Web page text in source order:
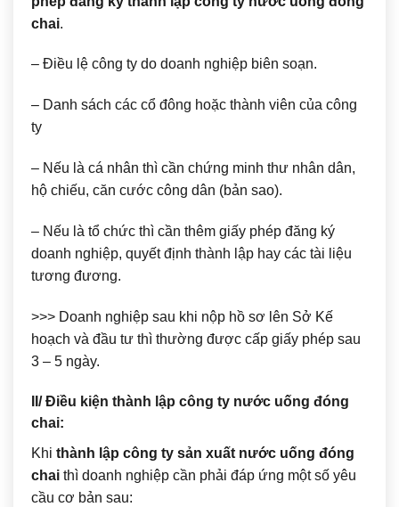
chai.
– Điều lệ công ty do doanh nghiệp biên soạn.
– Danh sách các cổ đông hoặc thành viên của công
ty
– Nếu là cá nhân thì cần chứng minh thư nhân dân,
hộ chiếu, căn cước công dân (bản sao).
– Nếu là tổ chức thì cần thêm giấy phép đăng ký
doanh nghiệp, quyết định thành lập hay các tài liệu
tương đương.
>>> Doanh nghiệp sau khi nộp hồ sơ lên Sở Kế
hoạch và đầu tư thì thường được cấp giấy phép sau
3 – 5 ngày.
II/ Điều kiện thành lập công ty nước uống đóng
chai:
Khi thành lập công ty sản xuất nước uống đóng
chai thì doanh nghiệp cần phải đáp ứng một số yêu
cầu cơ bản sau: